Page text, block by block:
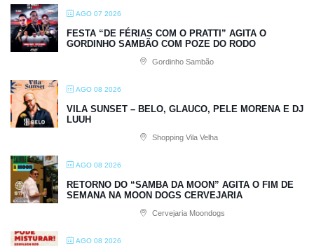
AGO 07 2026
FESTA “DE FÉRIAS COM O PRATTI” AGITA O
GORDINHO SAMBÃO COM POZE DO RODO
Gordinho Sambão
AGO 08 2026
VILA SUNSET – BELO, GLAUCO, PELE MORENA E DJ
LUUH
Shopping Vila Velha
AGO 08 2026
RETORNO DO “SAMBA DA MOON” AGITA O FIM DE
SEMANA NA MOON DOGS CERVEJARIA
Cervejaria Moondogs
AGO 08 2026